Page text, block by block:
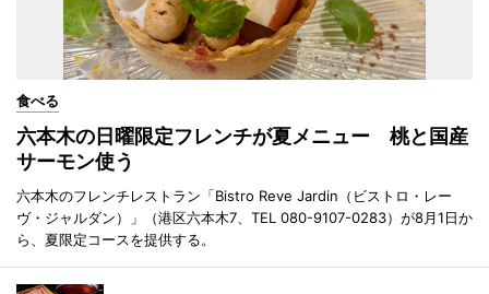
食べる
六本木の日曜限定フレンチが夏メニュー 桃と国産
サーモン使う
六本木のフレンチレストラン「Bistro Reve Jardin（ビストロ・レー
ヴ・ジャルダン）」（港区六本木7、TEL 080-9107-0283）が8月1日か
ら、夏限定コースを提供する。